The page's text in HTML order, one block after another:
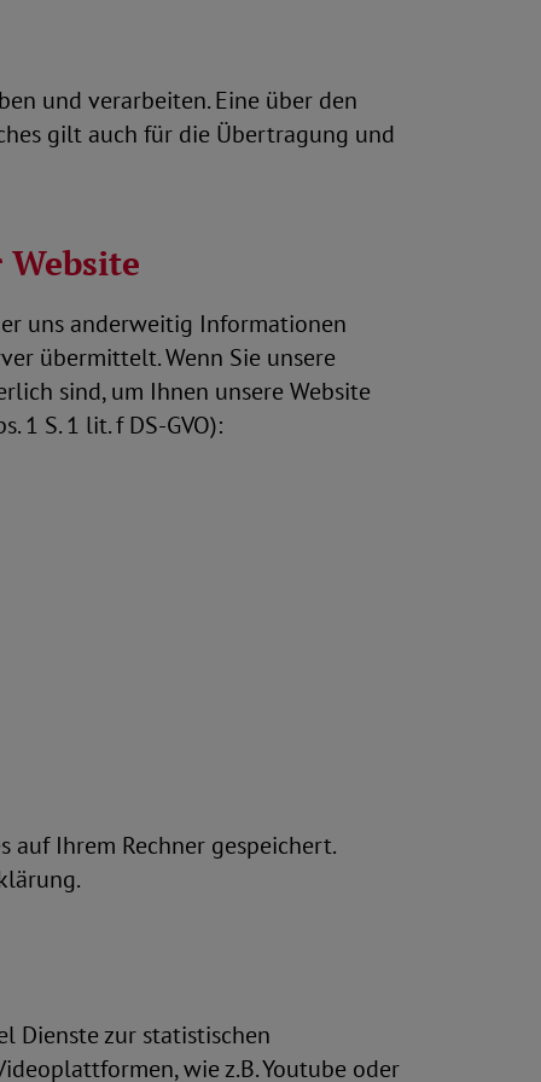
und verarbeiten. Eine über den
gilt auch für die Übertragung und
uns anderweitig Informationen
übermittelt. Wenn Sie unsere
sind, um Ihnen unsere Website
1 S. 1 lit. f DS-GVO):
auf Ihrem Rechner gespeichert.
Dienste zur statistischen
wie z.B. Youtube oder